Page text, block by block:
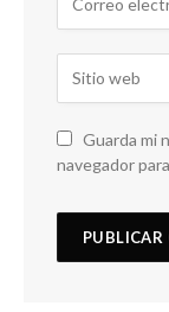
Guarda mi
navegador